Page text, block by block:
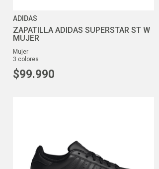
ADIDAS
ZAPATILLA ADIDAS SUPERSTAR ST W
MUJER
mujer
3 colores
$99.990